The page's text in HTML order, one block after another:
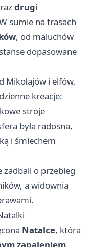
drugi
sumie na trasach
, od maluchów
dopasowane
Mikołajów i elfów,
kreacje:
stroje
była radosna,
i śmiechem
o przebieg
a widownia
Natalce, która
zapaleniem